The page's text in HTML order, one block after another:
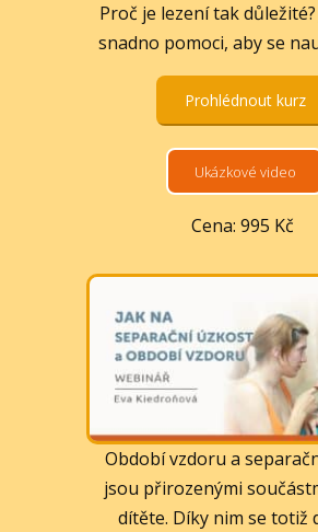
Proč je lezení tak
snadno pomoci, aby se
Prohlédnout kurz
Ukázkové video
Cena: 995 Kč
Období vzdoru a
jsou přirozenými
dítěte. Díky nim se totiž